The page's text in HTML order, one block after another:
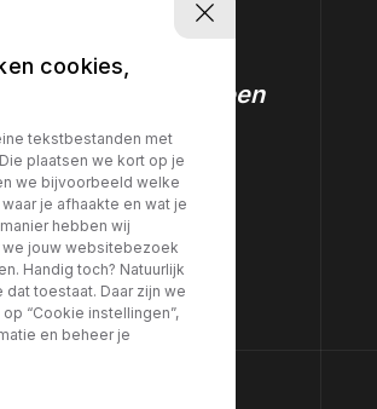
nog uw
auto! Boek nu een
een afspraak
cookies,
tekstbestanden met
plaatsen we kort op je
we bijvoorbeeld welke
waar je afhaakte en wat je
hebben wij
we jouw websitebezoek
Handig toch? Natuurlijk
toestaat. Daar zijn we
“Cookie instellingen”,
en beheer je